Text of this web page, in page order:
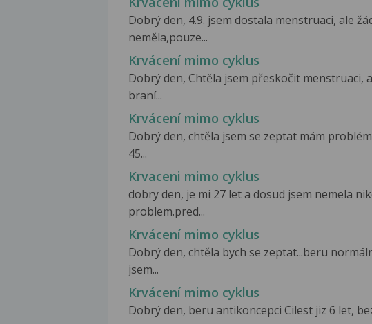
Dobrý den, 4.9. jsem dostala menstruaci, ale
neměla,pouze...
Krvácení mimo cyklus
Dobrý den, Chtěla jsem přeskočit menstruaci,
braní...
Krvácení mimo cyklus
Dobrý den, chtěla jsem se zeptat mám
45...
Krvaceni mimo cyklus
dobry den, je mi 27 let a dosud jsem nemela
problem.pred...
Krvácení mimo cyklus
Dobrý den, chtěla bych se zeptat...beru
jsem...
Krvácení mimo cyklus
Dobrý den, beru antikoncepci Cilest jiz 6 let,